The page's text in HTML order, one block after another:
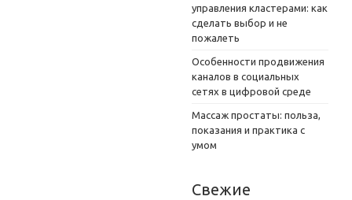
управления кластерами: как
сделать выбор и не
пожалеть
Особенности продвижения
каналов в социальных
сетях в цифровой среде
Массаж простаты: польза,
показания и практика с
умом
Свежие